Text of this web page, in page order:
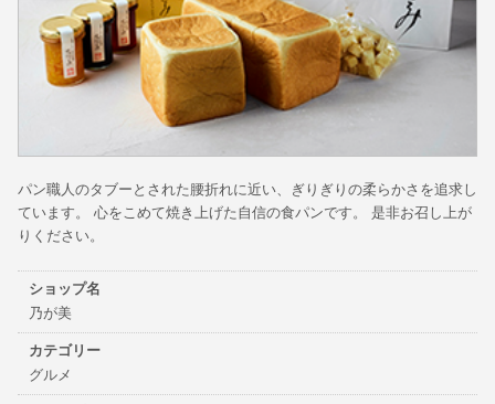
パン職人のタブーとされた腰折れに近い、ぎりぎりの柔らかさを追求し
ています。 心をこめて焼き上げた自信の食パンです。 是非お召し上が
りください。
ショップ名
乃が美
カテゴリー
グルメ